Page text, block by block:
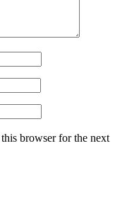
browser for the next